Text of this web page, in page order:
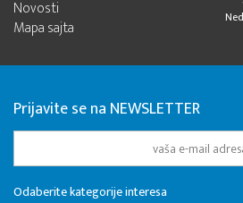
Novosti
Mapa sajta
Prijavite se na NEWSLETTER
Odaberite kategorije interesa